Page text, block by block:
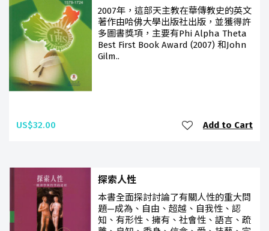
2007年，這部天主教在華傳教史的英文
著作由哈佛大學出版社出版，並獲得許
多圖書獎項，主要有Phi Alpha Theta
Best First Book Award (2007) 和John
Gilm..
US$32.00 Add to Cart
探索人性
本書全面探討討論了有關人性的重大問
題—成為、自由、超越、自我性、認
知、有形性、擁有、社會性、語言、疏